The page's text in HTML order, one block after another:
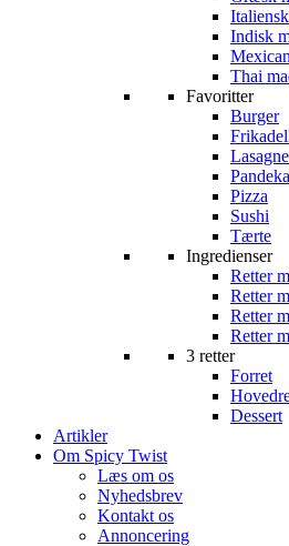
Indisk
Thai
Favoritter
Burger
Lasagne
Pizza
Sushi
Tærte
Ingredienser
Retter
Retter
Retter
Retter
3 retter
Forret
Dessert
Artikler
Om Spicy Twist
Læs om os
Nyhedsbrev
Kontakt os
Annoncering